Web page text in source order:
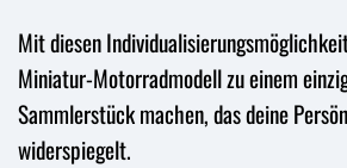
Mit diesen
Miniatur-Motorradmodell zu einem
Sammlerstück machen, das deine
widerspiegelt.